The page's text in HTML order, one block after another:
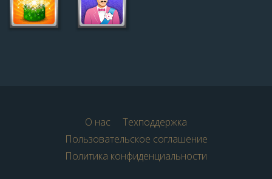
О нас
Техподдержка
Пользовательское соглашение
Политика конфиденциальности